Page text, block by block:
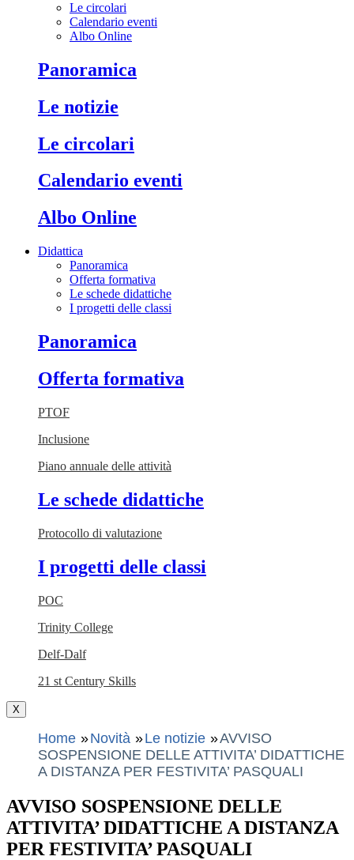
Le circolari
Calendario eventi
Albo Online
Panoramica
Le notizie
Le circolari
Calendario eventi
Albo Online
Didattica
Panoramica
Offerta formativa
Le schede didattiche
I progetti delle classi
Panoramica
Offerta formativa
PTOF
Inclusione
Piano annuale delle attività
Le schede didattiche
Protocollo di valutazione
I progetti delle classi
POC
Trinity College
Delf-Dalf
21 st Century Skills
X
Home Novità Le notizie
AVVISO
SOSPENSIONE DELLE ATTIVITA’ DIDATTICHE
A DISTANZA PER FESTIVITA’ PASQUALI
AVVISO SOSPENSIONE DELLE
ATTIVITA’ DIDATTICHE A DISTANZA
PER FESTIVITA’ PASQUALI